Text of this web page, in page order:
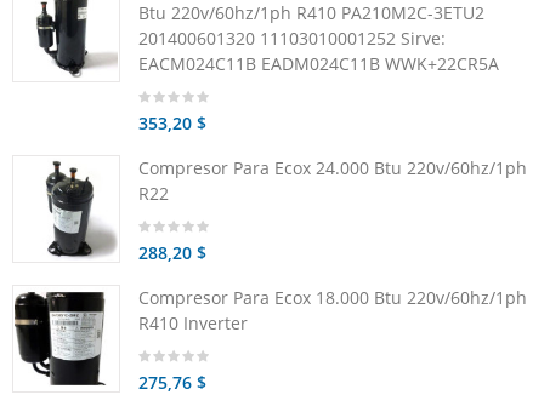
Btu 220v/60hz/1ph R410 PA210M2C-3ETU2
201400601320 11103010001252 Sirve:
EACM024C11B EADM024C11B WWK+22CR5A
353,20 $
Compresor Para Ecox 24.000 Btu 220v/60hz/1ph
R22
288,20 $
Compresor Para Ecox 18.000 Btu 220v/60hz/1ph
R410 Inverter
275,76 $